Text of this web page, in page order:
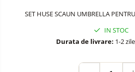
SET HUSE SCAUN UMBRELLA
IN STOC
Durata de livrare: 1-2